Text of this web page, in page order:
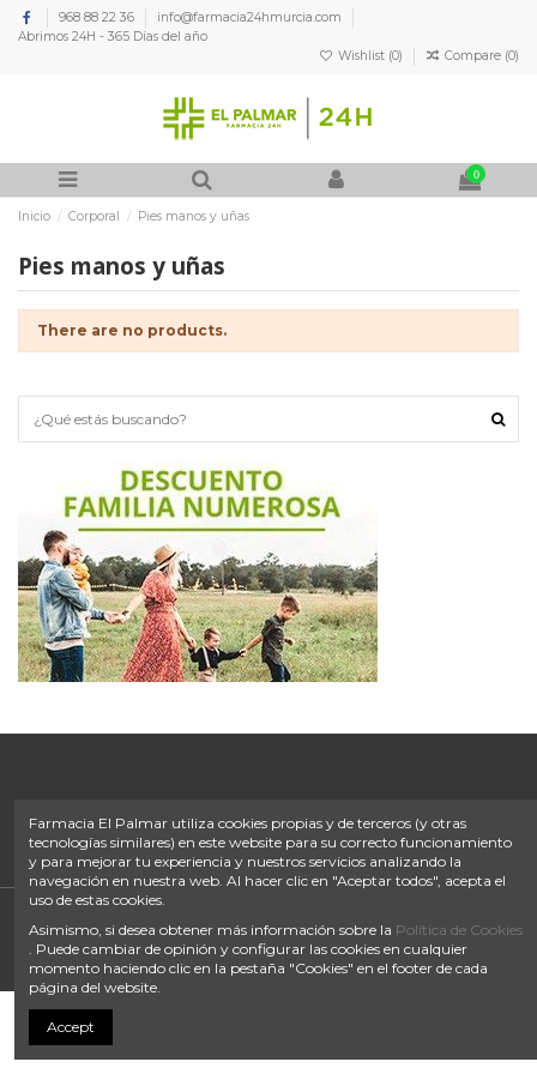
968 88 22 36
info@farmacia24hmurcia.com
Abrimos 24H - 365 Días del año
Wishlist (0) Compare (0)
0
Inicio Corporal Pies manos y uñas
Pies manos y uñas
There are no products.
Política de Privacidad|Términos de uso|Política de Cookies
Términos de venta
Farmacia El Palmar utiliza cookies propias y de terceros (y otras
tecnologías similares) en este website para su correcto funcionamiento
y para mejorar tu experiencia y nuestros servicios analizando la
navegación en nuestra web. Al hacer clic en "Aceptar todos", acepta el
uso de estas cookies.
Asimismo, si desea obtener más información sobre la Política de Cookies
. Puede cambiar de opinión y configurar las cookies en cualquier
momento haciendo clic en la pestaña "Cookies" en el footer de cada
página del website.
Accept